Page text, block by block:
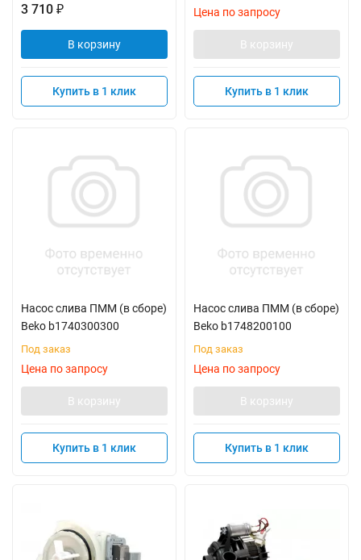
3 710 ₽
В корзину
Купить в 1 клик
Цена по запросу
В корзину
Купить в 1 клик
Насос слива ПММ (в сборе)
Beko b1740300300
Под заказ
Цена по запросу
В корзину
Купить в 1 клик
Насос слива ПММ (в сборе)
Beko b1748200100
Под заказ
Цена по запросу
В корзину
Купить в 1 клик